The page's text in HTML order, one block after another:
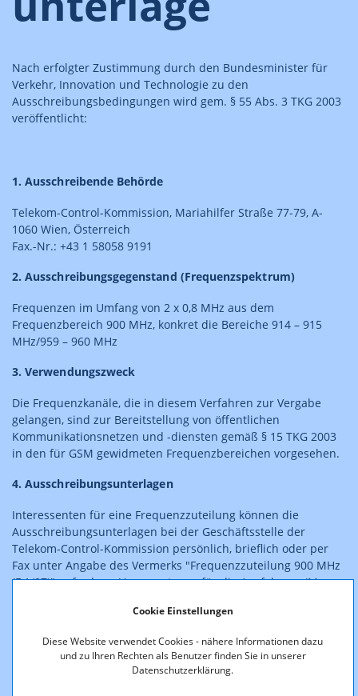
Cookie Einstellungen
Diese Website verwendet Cookies - nähere Informationen dazu
und zu Ihren Rechten als Benutzer finden Sie in unserer
Datenschutzerklärung.
Nach erfolgter Zustimmung durch den Bundesminister für
Verkehr, Innovation und Technologie zu den
Ausschreibungsbedingungen wird gem. § 55 Abs. 3 TKG 2003
veröffentlicht:
1. Ausschreibende Behörde
Telekom-Control-Kommission, Mariahilfer Straße 77-79, A-
1060 Wien, Österreich
Fax.-Nr.: +43 1 58058 9191
2. Ausschreibungsgegenstand (Frequenzspektrum)
Frequenzen im Umfang von 2 x 0,8 MHz aus dem
Frequenzbereich 900 MHz, konkret die Bereiche 914 – 915
MHz/959 – 960 MHz
3. Verwendungszweck
Die Frequenzkanäle, die in diesem Verfahren zur Vergabe
gelangen, sind zur Bereitstellung von öffentlichen
Kommunikationsnetzen und -diensten gemäß § 15 TKG 2003
in den für GSM gewidmeten Frequenzbereichen vorgesehen.
4. Ausschreibungsunterlagen
Interessenten für eine Frequenzzuteilung können die
Ausschreibungsunterlagen bei der Geschäftsstelle der
Telekom-Control-Kommission persönlich, brieflich oder per
Fax unter Angabe des Vermerks "Frequenzzuteilung 900 MHz
(F 1/07)" anfordern. Voraussetzung für die Ausfolgung (Mo.-
die Zahlung eines Kostenersatzes in Höhe von Euro 200,- für
bar oder mittels eines Bankschecks. Im Falle einer brieflichen
Übersendung der Ausschreibungsunterlagen ist dieser